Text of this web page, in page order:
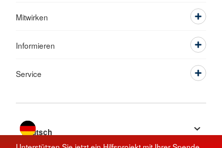
Mitwirken
Informieren
Service
Sprache wechseln zu